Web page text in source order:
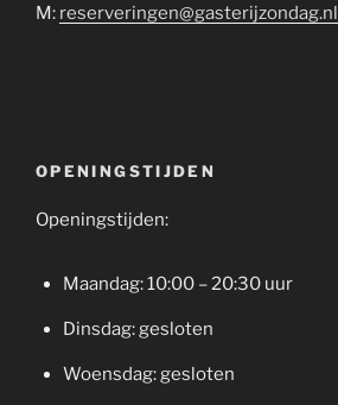
M: reserveringen@gasterijzondag.nl
OPENINGSTIJDEN
Openingstijden:
Maandag: 10:00 – 20:30 uur
Dinsdag: gesloten
Woensdag: gesloten